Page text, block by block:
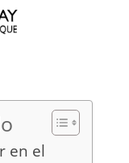
en el